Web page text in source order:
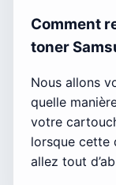
Comment
toner
Nous allons
quelle
votre
lorsque cette
allez tout